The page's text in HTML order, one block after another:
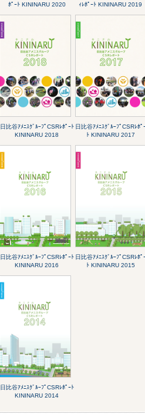
ﾎﾟｰﾄ KININARU 2020
ｨﾚﾎﾟｰﾄ KININARU 2019
日比谷ｱﾒﾆｽｸﾞﾙｰﾌﾟCSRﾚﾎﾟｰﾄ
KININARU 2018
日比谷ｱﾒﾆｽｸﾞﾙｰﾌﾟCSRﾚﾎﾟ
ﾄ KININARU 2017
日比谷ｱﾒﾆｽｸﾞﾙｰﾌﾟCSRﾚﾎﾟｰﾄ
KININARU 2016
日比谷ｱﾒﾆｽｸﾞﾙｰﾌﾟCSRﾚﾎﾟ
ﾄ KININARU 2015
日比谷ｱﾒﾆｽｸﾞﾙｰﾌﾟCSRﾚﾎﾟｰﾄ
KININARU 2014